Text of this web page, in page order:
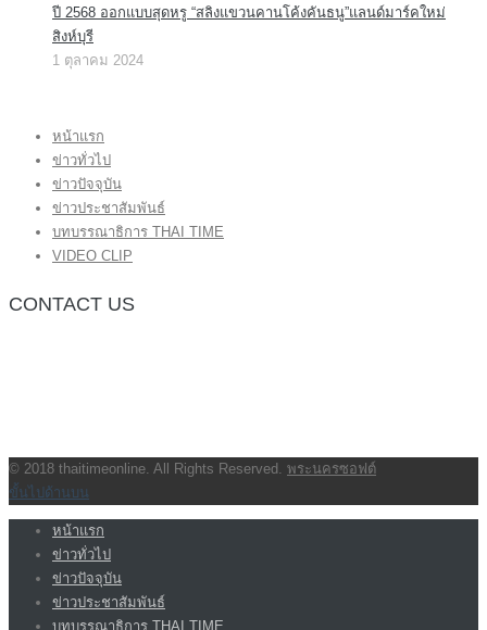
ปี 2568 ออกแบบสุดหรู “สลิงแขวนคานโค้งคันธนู”แลนด์มาร์คใหม่
สิงห์บุรี
1 ตุลาคม 2024
หน้าแรก
ข่าวทั่วไป
ข่าวปัจจุบัน
ข่าวประชาสัมพันธ์
บทบรรณาธิการ THAI TIME
VIDEO CLIP
CONTACT US
© 2018 thaitimeonline. All Rights Reserved. พระนครซอฟต์
ขั้นไปด้านบน
หน้าแรก
ข่าวทั่วไป
ข่าวปัจจุบัน
ข่าวประชาสัมพันธ์
บทบรรณาธิการ THAI TIME